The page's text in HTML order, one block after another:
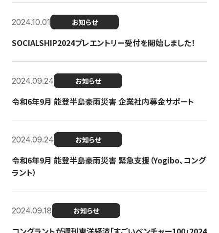
2024.10.01 お知らせ
SOCIALSHIP2024プレエントリー受付を開始しました！
2024.09.24 お知らせ
令和6年9月 能登半島豪雨災害 企業社内募金サポート
2024.09.24 お知らせ
令和6年9月 能登半島豪雨災害 緊急支援（Yogibo、コング
ラント）
2024.09.18 お知らせ